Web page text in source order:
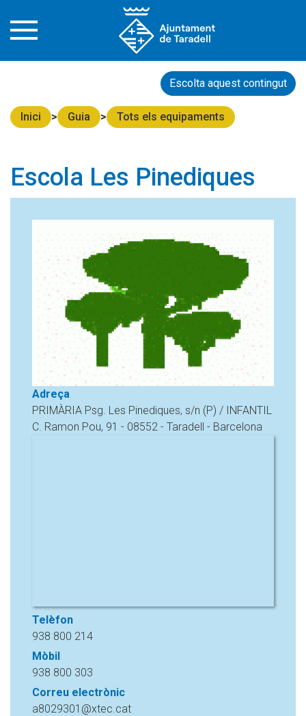
Escolta aquest contingut
Inici Guia Tots els equipaments
Escola Les Pinediques
Adreça
PRIMÀRIA Psg. Les Pinediques, s/n (P) / INFANTIL
C. Ramon Pou, 91 - 08552 - Taradell - Barcelona
Telèfon
938 800 214
Mòbil
938 800 303
Correu electrònic
a8029301@xtec.cat